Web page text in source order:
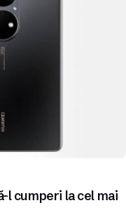
l cumperi la cel mai